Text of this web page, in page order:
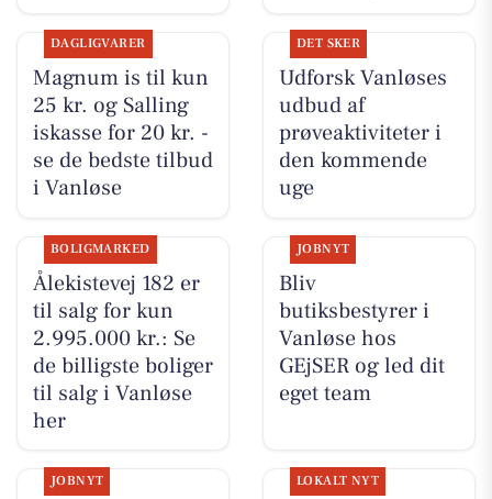
DAGLIGVARER
Magnum is til kun
25 kr. og Salling
iskasse for 20 kr. -
se de bedste tilbud
i Vanløse
DET SKER
Udforsk Vanløses
udbud af
prøveaktiviteter i
den kommende
uge
BOLIGMARKED
Ålekistevej 182 er
til salg for kun
2.995.000 kr.: Se
de billigste boliger
til salg i Vanløse
her
JOBNYT
Bliv
butiksbestyrer i
Vanløse hos
GEjSER og led dit
eget team
JOBNYT LOKALT NYT